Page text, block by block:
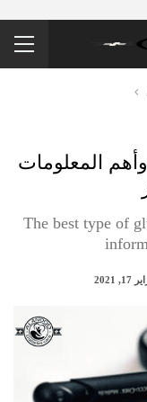
المعلومات
The best type of
2021